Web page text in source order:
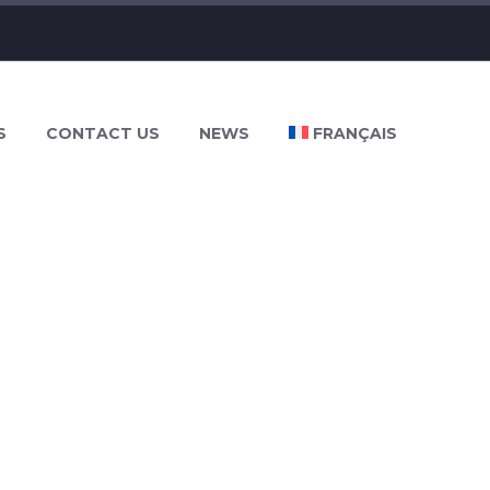
CONTACT US NEWS FRANÇAIS